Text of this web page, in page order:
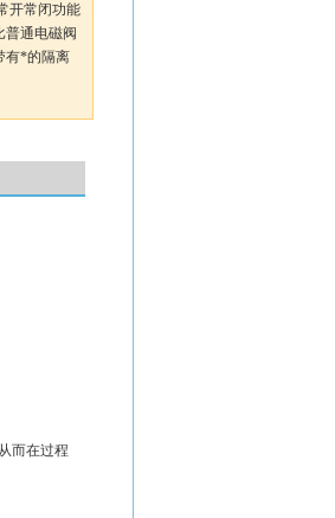
开常闭功能
普通电磁阀
有*的隔离
而在过程